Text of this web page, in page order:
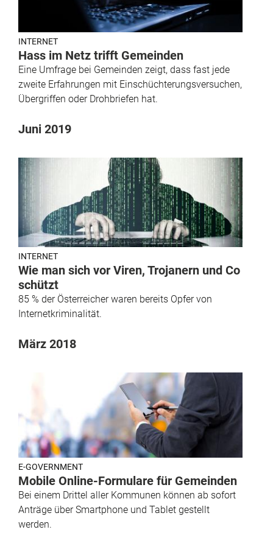
INTERNET
Hass im Netz trifft Gemeinden
Eine Umfrage bei Gemeinden zeigt, dass fast jede
zweite Erfahrungen mit Einschüchterungsversuchen,
Übergriffen oder Drohbriefen hat.
Juni 2019
INTERNET
Wie man sich vor Viren, Trojanern und Co
schützt
85 % der Österreicher waren bereits Opfer von
Internetkriminalität.
März 2018
E-GOVERNMENT
Mobile Online-Formulare für Gemeinden
Bei einem Drittel aller Kommunen können ab sofort
Anträge über Smartphone und Tablet gestellt
werden.